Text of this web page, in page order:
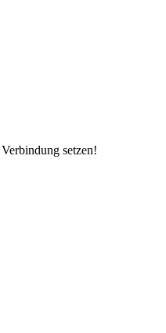
setzen!